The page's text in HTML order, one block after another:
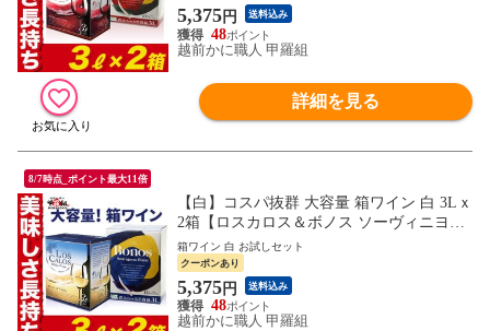
リスマス
5,375円 送料込み
48
越前かに職人 甲羅組
詳細を見る
8/7時点_ポイント最大11倍
【白】コスパ抜群 大容量 箱ワイン 白 3Lｘ
2箱【ロスカロス＆ボノス ソーヴィニヨン
ブラン】 お手頃価格で毎日美味しく飲める
バッグインボックスワイン イベント パー
ティ お祝い
箱ワイン 白 お試しセット
クーポンあり
5,375円 送料込み
48
越前かに職人 甲羅組